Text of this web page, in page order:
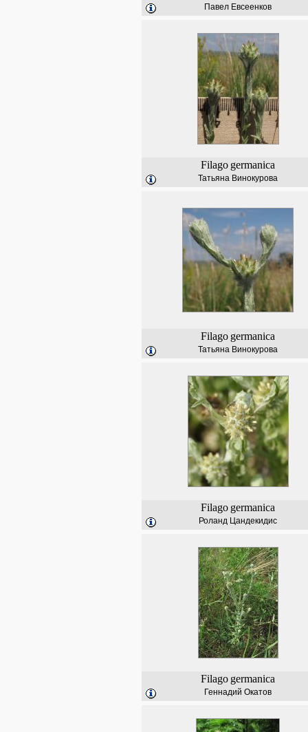
Павел Евсеенков
Filago germanica
Татьяна Винокурова
Filago germanica
Татьяна Винокурова
Filago germanica
Роланд Цандекидис
Filago germanica
Геннадий Окатов